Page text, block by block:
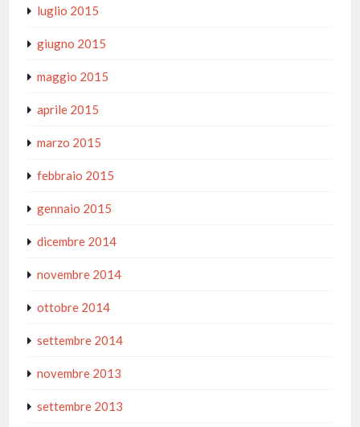
luglio 2015
giugno 2015
maggio 2015
aprile 2015
marzo 2015
febbraio 2015
gennaio 2015
dicembre 2014
novembre 2014
ottobre 2014
settembre 2014
novembre 2013
settembre 2013